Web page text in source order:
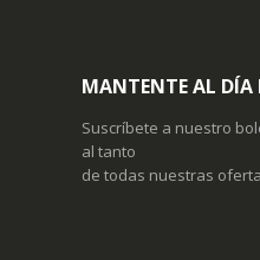
MANTENTE AL DÍA
Suscríbete a nuestro
al tanto
de todas nuestras